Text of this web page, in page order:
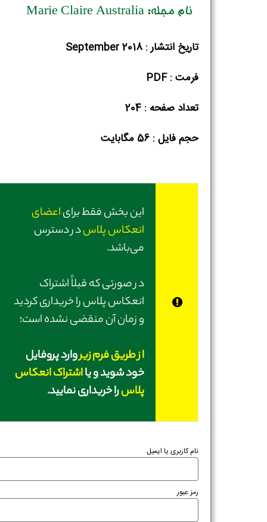
نام مجله: Marie Claire Australia
تاریخ انتشار : September 2018
فرمت : PDF
تعداد صفحه : 204
حجم فایل :‌ 56 مگابایت
این بخش فقط برایاعضای
انعکاس پلاسدر دسترس
می‌باشد.
در صورتی‌ که قبلاً اشتراک
انعکاس پلاس را خریداری کردید
و زمان آن منقضی نشده است؛
از طریق فرم زیروارد پروفایل
خود شوید و یااشتراک انعکاس
پلاسرا خریداری نمایید.
نام کاربری یا ایمیل
رمز عبور